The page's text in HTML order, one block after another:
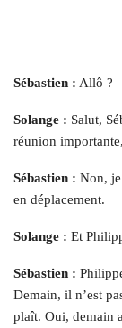
Sébastien : Allô ?
Solange : Salut,
réunion
Sébastien : Non,
en déplacement.
Solange : Et
Sébastien :
Demain, il n’est
plaît. Oui, demain